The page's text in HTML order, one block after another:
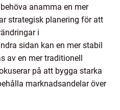
anamma en mer
strategisk planering för att
i
sidan kan en mer stabil
av en mer traditionell
på att bygga starka
marknadsandelar över